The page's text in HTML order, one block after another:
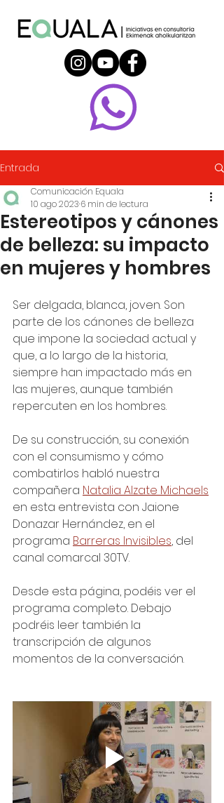
Entrada
Estereotipos y cánones
de belleza: su impacto
en mujeres y hombres
Comunicación Equala
10 ago 2023 6 min de lectura
Ser delgada, blanca, joven. Son
parte de los cánones de belleza
que impone la sociedad actual y
que, a lo largo de la historia,
siempre han impactado más en
las mujeres, aunque también
repercuten en los hombres.
De su construcción, su conexión
con el consumismo y cómo
combatirlos habló nuestra
compañera Natalia Alzate Michaels
en esta entrevista con Jaione
Donazar Hernández, en el
programa Barreras Invisibles, del
canal comarcal 30TV.
Desde esta página, podéis ver el
programa completo. Debajo
podréis leer también la
transcripción de algunos
momentos de la conversación.